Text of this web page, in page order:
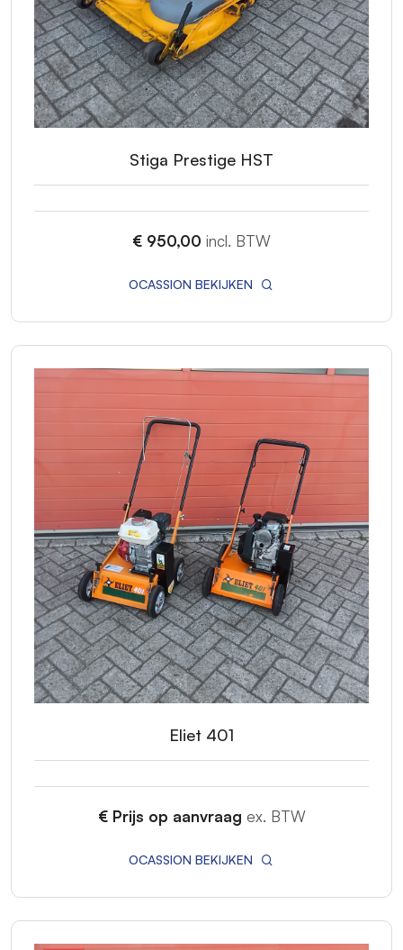
Stiga Prestige HST
€ 950,00 incl. BTW
OCASSION BEKIJKEN
Eliet 401
€ Prijs op aanvraag ex. BTW
OCASSION BEKIJKEN